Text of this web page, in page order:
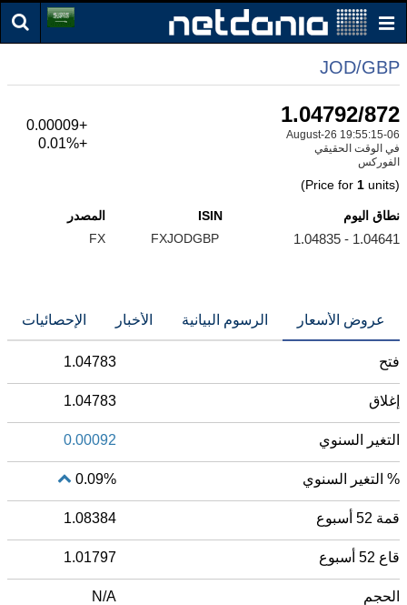
JOD/GBP
1.04792/872
06-August-26 19:55:15
في الوقت الحقيقي
الفوركس
+0.00009
+0.01%
(Price for
1 units)
نطاق اليوم
1.04641 - 1.04835
ISIN
FXJODGBP
المصدر
FX
عروض الأسعار الرسوم البيانية الأخبار الإحصائيات
فتح 1.04783
إغلاق 1.04783
التغير السنوي 0.00092
% التغير السنوي 0.09%
قمة 52 أسبوع 1.08384
قاع 52 أسبوع 1.01797
الحجم N/A